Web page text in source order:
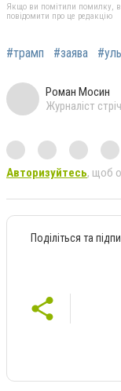
Якщо ви помітили помилку,
повідомити про це редакцію
#трамп #заява
Роман Мосин
Журналіст
Авторизуйтесь, щоб
Поділіться та